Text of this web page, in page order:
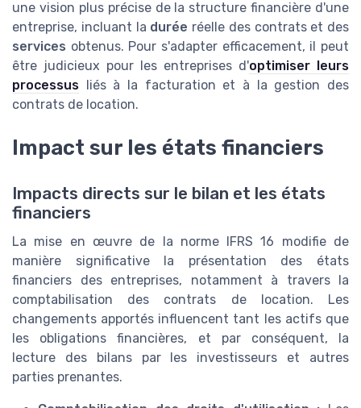
une vision plus précise de la structure financière d'une
entreprise, incluant la durée réelle des contrats et des
services obtenus. Pour s'adapter efficacement, il peut
être judicieux pour les entreprises d'optimiser leurs
processus liés à la facturation et à la gestion des
contrats de location.
Impact sur les états financiers
Impacts directs sur le bilan et les états
financiers
La mise en œuvre de la norme IFRS 16 modifie de
manière significative la présentation des états
financiers des entreprises, notamment à travers la
comptabilisation des contrats de location. Les
changements apportés influencent tant les actifs que
les obligations financières, et par conséquent, la
lecture des bilans par les investisseurs et autres
parties prenantes.